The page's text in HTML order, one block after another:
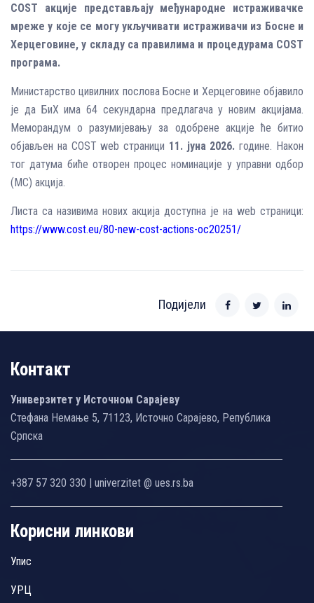
COST акције представљају међународне истраживачке
мреже у које се могу укључивати истраживачи из Босне и
Херцеговине, у складу са правилима и процедурама COST
програма.
Министарство цивилних послова Босне и Херцеговине објавило
је да БиХ има 64 секундарна предлагача у новим акцијама.
Меморандум о разумијевању за одобрене акције ће битиo
објављен на COST web страници 11. јуна 2026. године. Након
тог датума биће отворен процес номинације у управни одбор
(MC) акција.
Листа са називима нових акција доступна је на web страници:
https://www.cost.eu/80-new-cost-actions-oc20251/
Подијели
Контакт
Универзитет у Источном Сарајеву
Стефана Немање 5, 71123, Источно Сарајево, Република
Српска
+387 57 320 330 | univerzitet @ ues.rs.ba
Корисни линкови
Упис
УРЦ